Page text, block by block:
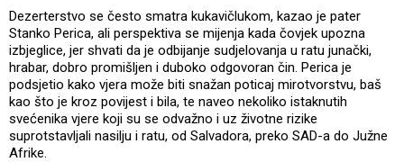
Dezerterstvo se često smatra kukavičlukom, kazao je pater
Stanko Perica, ali perspektiva se mijenja kada čovjek upozna
izbjeglice, jer shvati da je odbijanje sudjelovanja u ratu junački,
hrabar, dobro promišljen i duboko odgovoran čin. Perica je
podsjetio kako vjera može biti snažan poticaj mirotvorstvu, baš
kao što je kroz povijest i bila, te naveo nekoliko istaknutih
svećenika vjere koji su se odvažno i uz životne rizike
suprotstavljali nasilju i ratu, od Salvadora, preko SAD-a do Južne
Afrike.